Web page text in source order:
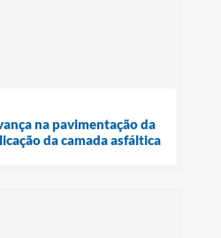
na pavimentação da
da camada asfáltica